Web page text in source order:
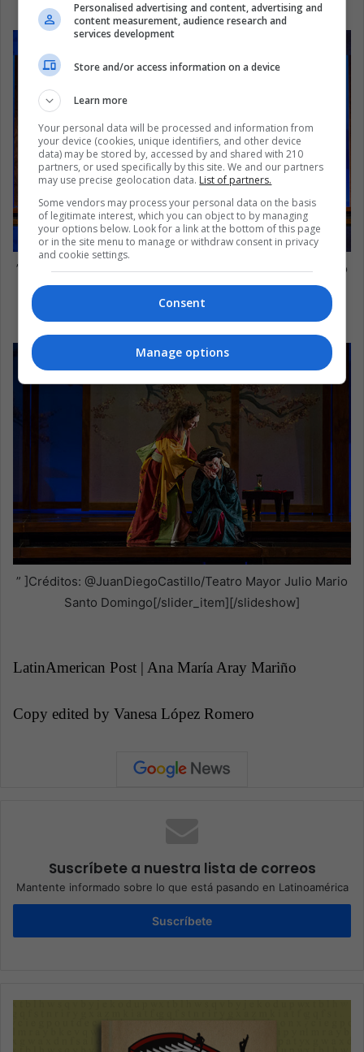
src=”
” ]Créditos: @JuanDiegoCastillo/Teatro Mayor Julio Mario
Santo Domingo[/slider_item][slider_item title=”Madama
Butterfly en el Teatro Mayor Julio Mario Santo Domingo”
src=”
” ]Créditos: @JuanDiegoCastillo/Teatro Mayor Julio Mario
Santo Domingo[/slider_item][/slideshow]
LatinAmerican Post | Ana María Aray Mariño
Copy edited by Vanesa López Romero
Suscríbete a nuestra lista de correos
Mantente informado sobre lo que está pasando en Latinoamérica
Suscríbete
Personalised advertising and content, advertising and
content measurement, audience research and
services development
Store and/or access information on a device
Learn more
Your personal data will be processed and information from
your device (cookies, unique identifiers, and other device
data) may be stored by, accessed by and shared with 210
partners, or used specifically by this site. We and our partners
may use precise geolocation data. List of partners.
Some vendors may process your personal data on the basis
of legitimate interest, which you can object to by managing
your options below. Look for a link at the bottom of this page
or in the site menu to manage or withdraw consent in privacy
and cookie settings.
Consent
Manage options